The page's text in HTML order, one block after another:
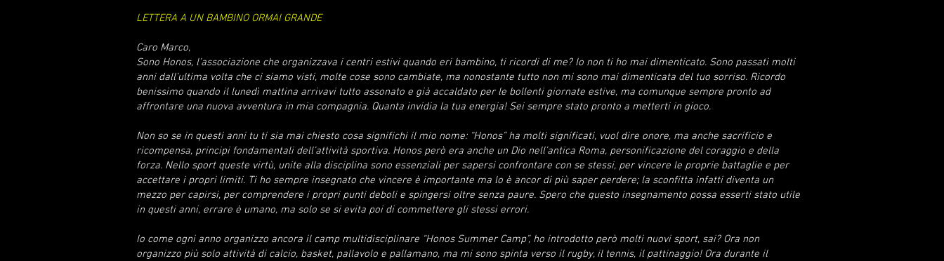
LETTERA A UN BAMBINO ORMAI GRANDE
Caro Marco,
Sono Honos, l’associazione che organizzava i centri estivi quando eri bambino, ti ricordi di me? Io non ti ho mai dimenticato. Sono passati molti
anni dall’ultima volta che ci siamo visti, molte cose sono cambiate, ma nonostante tutto non mi sono mai dimenticata del tuo sorriso. Ricordo
benissimo quando il lunedì mattina arrivavi tutto assonato e già accaldato per le bollenti giornate estive, ma comunque sempre pronto ad
affrontare una nuova avventura in mia compagnia. Quanta invidia la tua energia! Sei sempre stato pronto a metterti in gioco.
Non so se in questi anni tu ti sia mai chiesto cosa significhi il mio nome: “Honos” ha molti significati, vuol dire onore, ma anche sacrificio e
ricompensa, principi fondamentali dell’attività sportiva. Honos però era anche un Dio nell’antica Roma, personificazione del coraggio e della
forza. Nello sport queste virtù, unite alla disciplina sono essenziali per sapersi confrontare con se stessi, per vincere le proprie battaglie e per
accettare i propri limiti. Ti ho sempre insegnato che vincere è importante ma lo è ancor di più saper perdere; la sconfitta infatti diventa un
mezzo per capirsi, per comprendere i propri punti deboli e spingersi oltre senza paure. Spero che questo insegnamento possa esserti stato utile
in questi anni, errare è umano, ma solo se si evita poi di commettere gli stessi errori.
Io come ogni anno organizzo ancora il camp multidisciplinare “Honos Summer Camp”, ho introdotto però molti nuovi sport, sai? Ora non
organizzo più solo attività di calcio, basket, pallavolo e pallamano, ma mi sono spinta verso il rugby, il tennis, il pattinaggio! Ora durante il